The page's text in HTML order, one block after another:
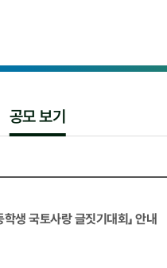
공모 보기
학생 국토사랑 글짓기대회」 안내